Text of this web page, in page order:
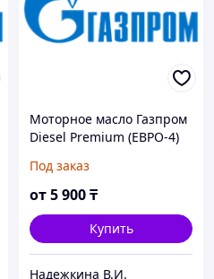
Моторное масло Газпром
Diesel Premium (ЕВРО-4)
Под заказ
от5 900₸
Купить
Надежкина В.И.